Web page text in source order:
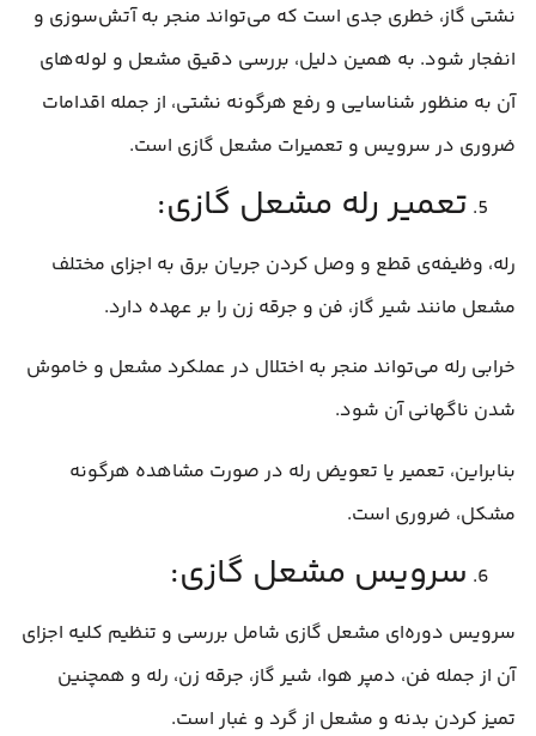
نشتی گاز، خطری جدی است که می‌تواند منجر به آتش‌سوزی و
انفجار شود. به همین دلیل، بررسی دقیق مشعل و لوله‌های
آن به منظور شناسایی و رفع هرگونه نشتی، از جمله اقدامات
ضروری در سرویس و تعمیرات مشعل گازی است.
تعمیر رله مشعل گازی:
رله، وظیفه‌ی قطع و وصل کردن جریان برق به اجزای مختلف
مشعل مانند شیر گاز، فن و جرقه زن را بر عهده دارد.
خرابی رله می‌تواند منجر به اختلال در عملکرد مشعل و خاموش
شدن ناگهانی آن شود.
بنابراین، تعمیر یا تعویض رله در صورت مشاهده هرگونه
مشکل، ضروری است.
سرویس مشعل گازی:
سرویس دوره‌ای مشعل گازی شامل بررسی و تنظیم کلیه اجزای
آن از جمله فن، دمپر هوا، شیر گاز، جرقه زن، رله و همچنین
تمیز کردن بدنه و مشعل از گرد و غبار است.